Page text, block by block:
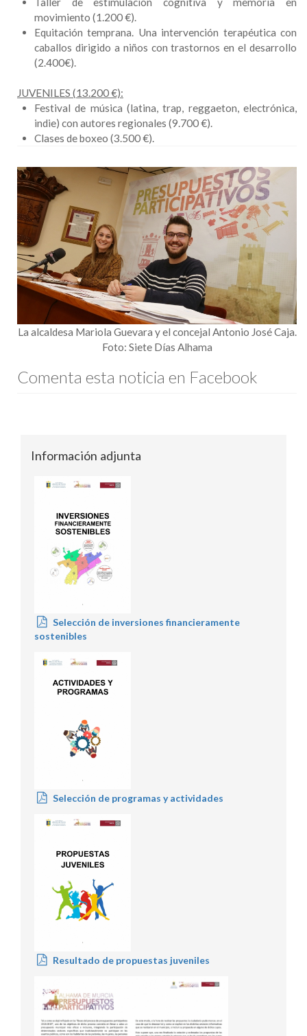
movimiento (1.200 €).
Equitación temprana. Una intervención terapéutica con
caballos dirigido a niños con trastornos en el desarrollo
(2.400€).
JUVENILES (13.200 €):
Festival de música (latina, trap, reggaeton, electrónica,
indie) con autores regionales (9.700 €).
Clases de boxeo (3.500 €).
La alcaldesa Mariola Guevara y el concejal Antonio José Caja.
Foto: Siete Días Alhama
Comenta esta noticia en Facebook
Información adjunta
Selección de inversiones financieramente
sostenibles
Selección de programas y actividades
Resultado de propuestas juveniles